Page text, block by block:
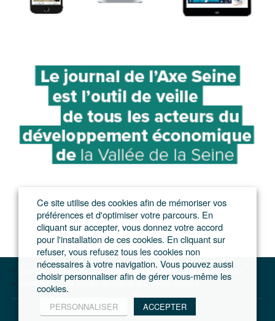
Le journal du Grand Paris – L'actualité du développement de l'Ile-de-France
Grand Paris
Les travaux discrets de la « mission Castro »
Ce site utilise des cookies afin de mémoriser vos
préférences et d'optimiser votre parcours. En
cliquant sur accepter, vous donnez votre accord
pour l'installation de ces cookies. En cliquant sur
refuser, vous refusez tous les cookies non
nécessaires à votre navigation. Vous pouvez aussi
choisir personnaliser afin de gérer vous-même les
cookies.
PERSONNALISER ACCEPTER